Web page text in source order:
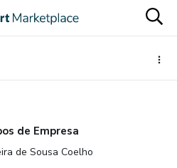
de Empresa
de Sousa Coelho